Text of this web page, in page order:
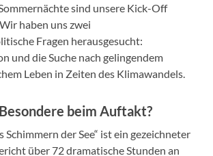
sind unsere Kick-Off
haben uns zwei
Fragen herausgesucht:
und die Suche nach gelingendem
Leben in Zeiten des Klimawandels.
beim Auftakt?
Schimmern der See“ ist ein gezeichneter
über 72 dramatische Stunden an